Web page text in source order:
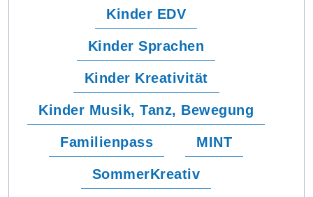
Kinder EDV
Kinder Sprachen
Kinder Kreativität
Kinder Musik, Tanz, Bewegung
Familienpass MINT
SommerKreativ